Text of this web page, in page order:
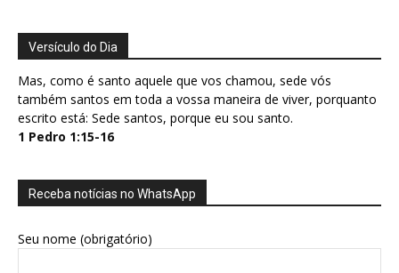
Versículo do Dia
Mas, como é santo aquele que vos chamou, sede vós
também santos em toda a vossa maneira de viver, porquanto
escrito está: Sede santos, porque eu sou santo.
1 Pedro 1:15-16
Receba notícias no WhatsApp
Seu nome (obrigatório)